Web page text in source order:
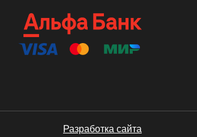
Разработка сайта